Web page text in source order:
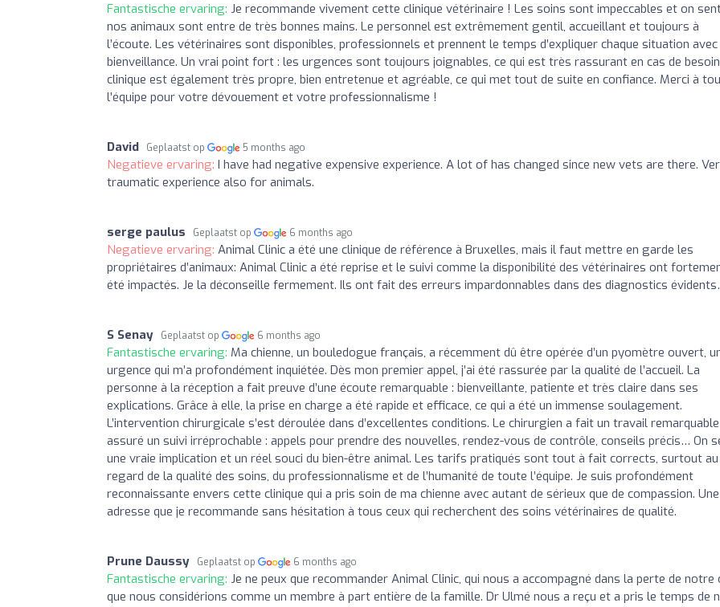
Fantastische ervaring: Je recommande vivement cette clinique vétérinaire ! Les soins sont impeccables et on
nos animaux sont entre de très bonnes mains. Le personnel est extrêmement gentil, accueillant et toujours à
l’écoute. Les vétérinaires sont disponibles, professionnels et prennent le temps d’expliquer chaque situation avec
bienveillance. Un vrai point fort : les urgences sont toujours joignables, ce qui est très rassurant en cas de
clinique est également très propre, bien entretenue et agréable, ce qui met tout de suite en confiance. Merci à
l’équipe pour votre dévouement et votre professionnalisme !
David Geplaatst op 5 months ago
Negatieve ervaring: I have had negative expensive experience. A lot of has changed since new vets are there.
traumatic experience also for animals.
serge paulus Geplaatst op 6 months ago
Negatieve ervaring: Animal Clinic a été une clinique de référence à Bruxelles, mais il faut mettre en garde les
propriétaires d’animaux: Animal Clinic a été reprise et le suivi comme la disponibilité des vétérinaires ont
été impactés. Je la déconseille fermement. Ils ont fait des erreurs impardonnables dans des diagnostics
S Senay Geplaatst op 6 months ago
Fantastische ervaring: Ma chienne, un bouledogue français, a récemment dû être opérée d’un pyomètre ouvert,
urgence qui m’a profondément inquiétée. Dès mon premier appel, j’ai été rassurée par la qualité de l’accueil. La
personne à la réception a fait preuve d’une écoute remarquable : bienveillante, patiente et très claire dans ses
explications. Grâce à elle, la prise en charge a été rapide et efficace, ce qui a été un immense soulagement.
L’intervention chirurgicale s’est déroulée dans d’excellentes conditions. Le chirurgien a fait un travail
assuré un suivi irréprochable : appels pour prendre des nouvelles, rendez-vous de contrôle, conseils précis… On
une vraie implication et un réel souci du bien-être animal. Les tarifs pratiqués sont tout à fait corrects, surtout au
regard de la qualité des soins, du professionnalisme et de l’humanité de toute l’équipe. Je suis profondément
reconnaissante envers cette clinique qui a pris soin de ma chienne avec autant de sérieux que de compassion. Une
adresse que je recommande sans hésitation à tous ceux qui recherchent des soins vétérinaires de qualité.
Prune Daussy Geplaatst op 6 months ago
Fantastische ervaring: Je ne peux que recommander Animal Clinic, qui nous a accompagné dans la perte de notre
que nous considérions comme un membre à part entière de la famille. Dr Ulmé nous a reçu et a pris le temps de